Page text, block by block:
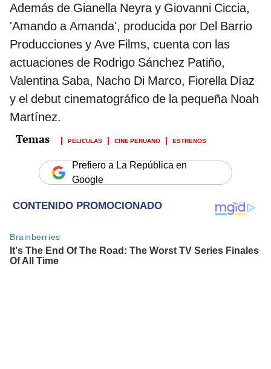
Además de Gianella Neyra y Giovanni Ciccia,
'Amando a Amanda', producida por Del Barrio
Producciones y Ave Films, cuenta con las
actuaciones de Rodrigo Sánchez Patiño,
Valentina Saba, Nacho Di Marco, Fiorella Díaz
y el debut cinematográfico de la pequeña Noah
Martínez.
PELICULAS CINE PERUANO ESTRENOS
Prefiero a La República en
Google